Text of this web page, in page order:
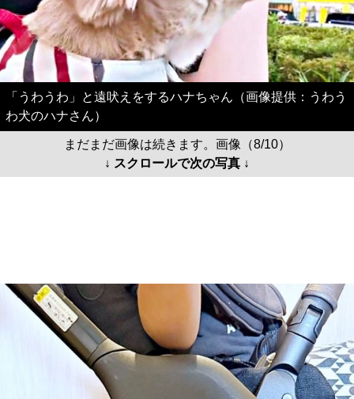
「うわうわ」と遠吠えをするハナちゃん（画像提供：うわう
わ犬のハナさん）
まだまだ画像は続きます。画像（8/10）
↓ スクロールで次の写真 ↓